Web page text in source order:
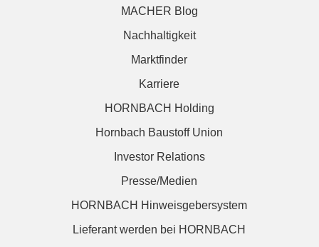
MACHER Blog
Nachhaltigkeit
Marktfinder
Karriere
HORNBACH Holding
Hornbach Baustoff Union
Investor Relations
Presse/Medien
HORNBACH Hinweisgebersystem
Lieferant werden bei HORNBACH